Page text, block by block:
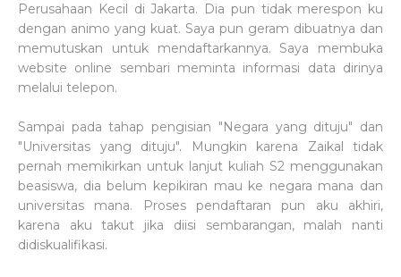
Perusahaan Kecil di Jakarta. Dia pun tidak merespon ku
dengan animo yang kuat. Saya pun geram dibuatnya dan
memutuskan untuk mendaftarkannya. Saya membuka
website online sembari meminta informasi data dirinya
melalui telepon.
Sampai pada tahap pengisian "Negara yang dituju" dan
"Universitas yang dituju". Mungkin karena Zaikal tidak
pernah memikirkan untuk lanjut kuliah S2 menggunakan
beasiswa, dia belum kepikiran mau ke negara mana dan
universitas mana. Proses pendaftaran pun aku akhiri,
karena aku takut jika diisi sembarangan, malah nanti
didiskualifikasi.